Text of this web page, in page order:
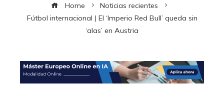
Home
Noticias recientes
Fútbol internacional | El ‘Imperio Red Bull’ queda sin
‘alas’ en Austria